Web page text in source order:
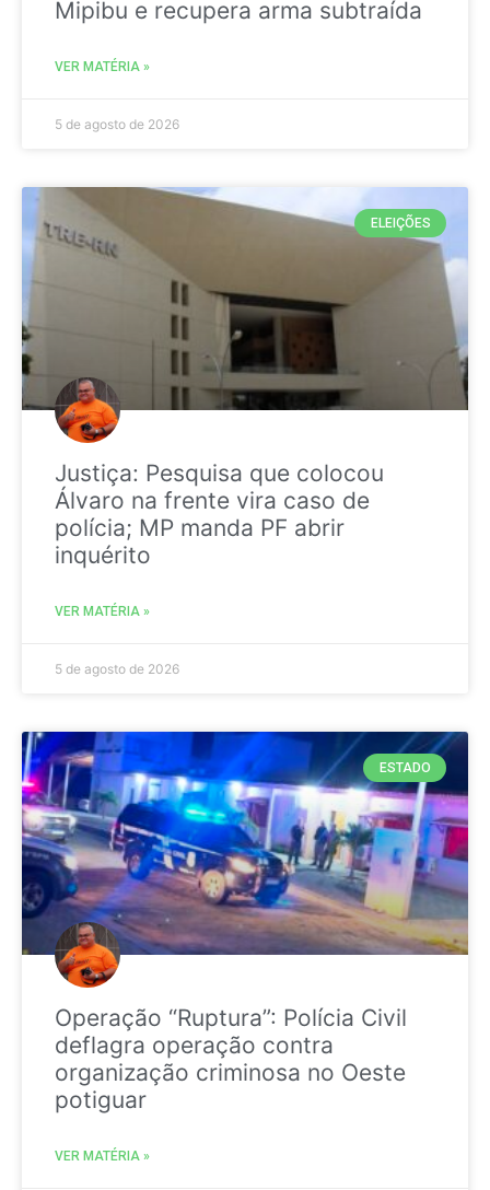
Mipibu e recupera arma subtraída
VER MATÉRIA »
5 de agosto de 2026
ELEIÇÕES
Justiça: Pesquisa que colocou
Álvaro na frente vira caso de
polícia; MP manda PF abrir
inquérito
VER MATÉRIA »
5 de agosto de 2026
ESTADO
Operação “Ruptura”: Polícia Civil
deflagra operação contra
organização criminosa no Oeste
potiguar
VER MATÉRIA »